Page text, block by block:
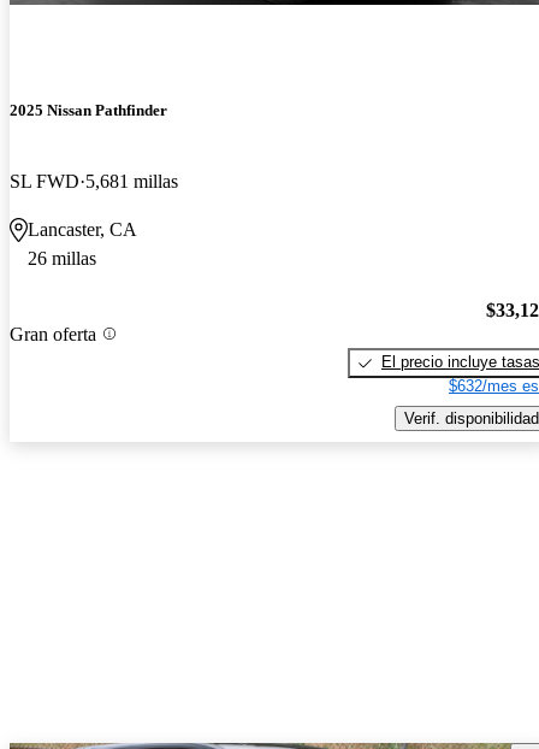
2025 Nissan Pathfinder
SL FWD 5,681 millas
Lancaster, CA
26 millas
Gran oferta
El precio incluye tasas
$632/mes
Verif. disponibilidad